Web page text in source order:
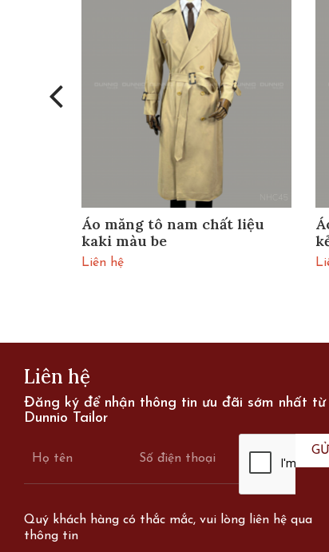
Áo măng tô nam chất liệu
kaki màu be
Liên hệ
Liên hệ
Đăng ký để nhận thông tin ưu đãi sớm nhất từ
Dunnio Tailor
Quý khách hàng có thắc mắc, vui lòng liên hệ qua
thông tin